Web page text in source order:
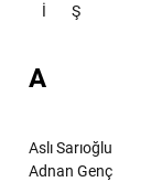
İ Ş
A
Aslı Sarıoğlu
Adnan Genç